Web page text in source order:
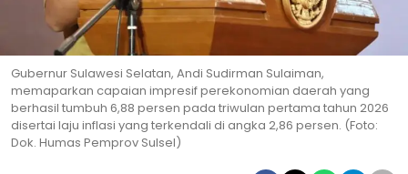
Gubernur Sulawesi Selatan, Andi Sudirman Sulaiman,
memaparkan capaian impresif perekonomian daerah yang
berhasil tumbuh 6,88 persen pada triwulan pertama tahun 2026
disertai laju inflasi yang terkendali di angka 2,86 persen. (Foto:
Dok. Humas Pemprov Sulsel)